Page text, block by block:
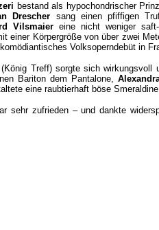
bestand als hypochondrischer
Drescher sang einen pfiffigen
Vilsmaiereine nicht weniger
einer Körpergröße von über zwei
Volksoperndebüt in
(König Treff) sorgte sich wirkungsvoll
Bariton dem Pantalone,
eine raubtierhaft böse
sehr zufrieden – und dankte